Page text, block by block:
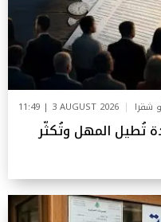
11:49 | 3 AUGUST 2026 شقرا
تُطيل المهل وتُكثّر